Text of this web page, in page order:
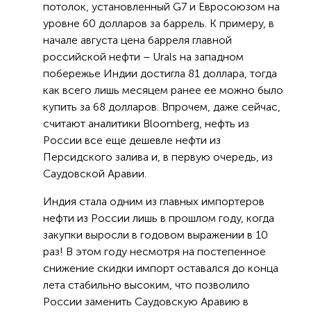
потолок, установленный G7 и Евросоюзом на
уровне 60 долларов за баррель. К примеру, в
начале августа цена барреля главной
российской нефти – Urals на западном
побережье Индии достигла 81 доллара, тогда
как всего лишь месяцем ранее ее можно было
купить за 68 долларов. Впрочем, даже сейчас,
считают аналитики Bloomberg, нефть из
России все еще дешевле нефти из
Персидского залива и, в первую очередь, из
Саудовской Аравии.
Индия стала одним из главных импортеров
нефти из России лишь в прошлом году, когда
закупки выросли в годовом выражении в 10
раз! В этом году несмотря на постепенное
снижение скидки импорт оставался до конца
лета стабильно высоким, что позволило
России заменить Саудовскую Аравию в